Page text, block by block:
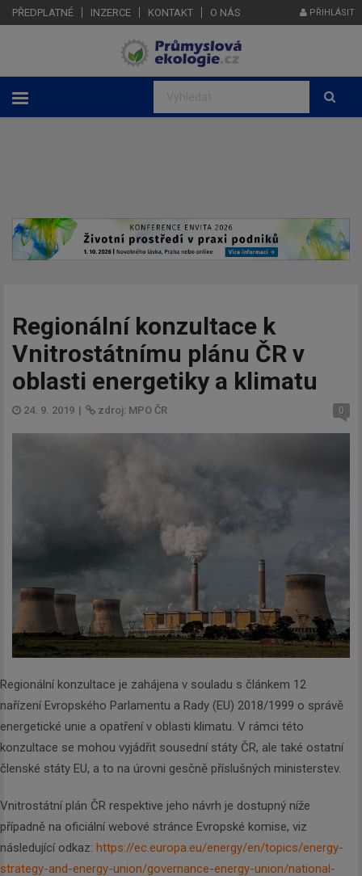
PŘEDPLATNÉ INZERCE KONTAKT O NÁS PŘIHLÁSIT
Regionální konzultace k
Vnitrostátnímu plánu ČR v
oblasti energetiky a klimatu
24. 9. 2019 | zdroj: MPO ČR 0
Regionální konzultace je zahájena v souladu s článkem 12
nařízení Evropského Parlamentu a Rady (EU) 2018/1999 o správě
energetické unie a opatření v oblasti klimatu. V rámci této
konzultace se mohou vyjádřit sousední státy ČR, ale také ostatní
členské státy EU, a to na úrovni gesčně příslušných ministerstev.
Vnitrostátní plán ČR respektive jeho návrh je dostupný níže
případně na oficiální webové stránce Evropské komise, viz
následující odkaz: https://ec.europa.eu/energy/en/topics/energy-
strategy-and-energy-union/governance-energy-union/national-